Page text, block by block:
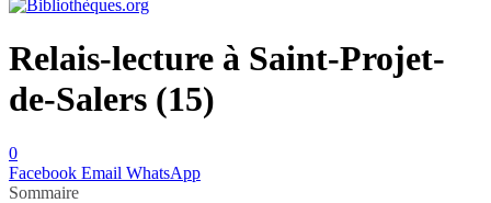
Relais-lecture à Saint-Projet-
de-Salers (15)
0
Facebook Email WhatsApp
Sommaire